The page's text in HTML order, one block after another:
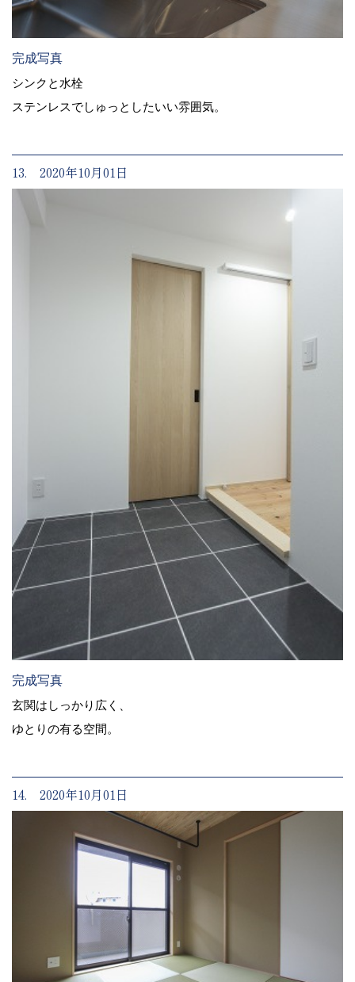
完成写真
シンクと水栓
ステンレスでしゅっとしたいい雰囲気。
13. 2020年10月01日
完成写真
玄関はしっかり広く、
ゆとりの有る空間。
14. 2020年10月01日